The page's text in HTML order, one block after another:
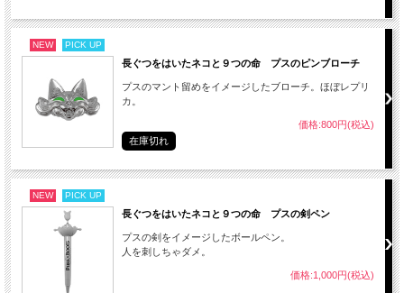
NEW PICK UP
長ぐつをはいたネコと９つの命 プスのピンブローチ
プスのマント留めをイメージしたブローチ。ほぼレプリ
カ。
価格:800円(税込)
在庫切れ
NEW PICK UP
長ぐつをはいたネコと９つの命 プスの剣ペン
プスの剣をイメージしたボールペン。
人を刺しちゃダメ。
価格:1,000円(税込)